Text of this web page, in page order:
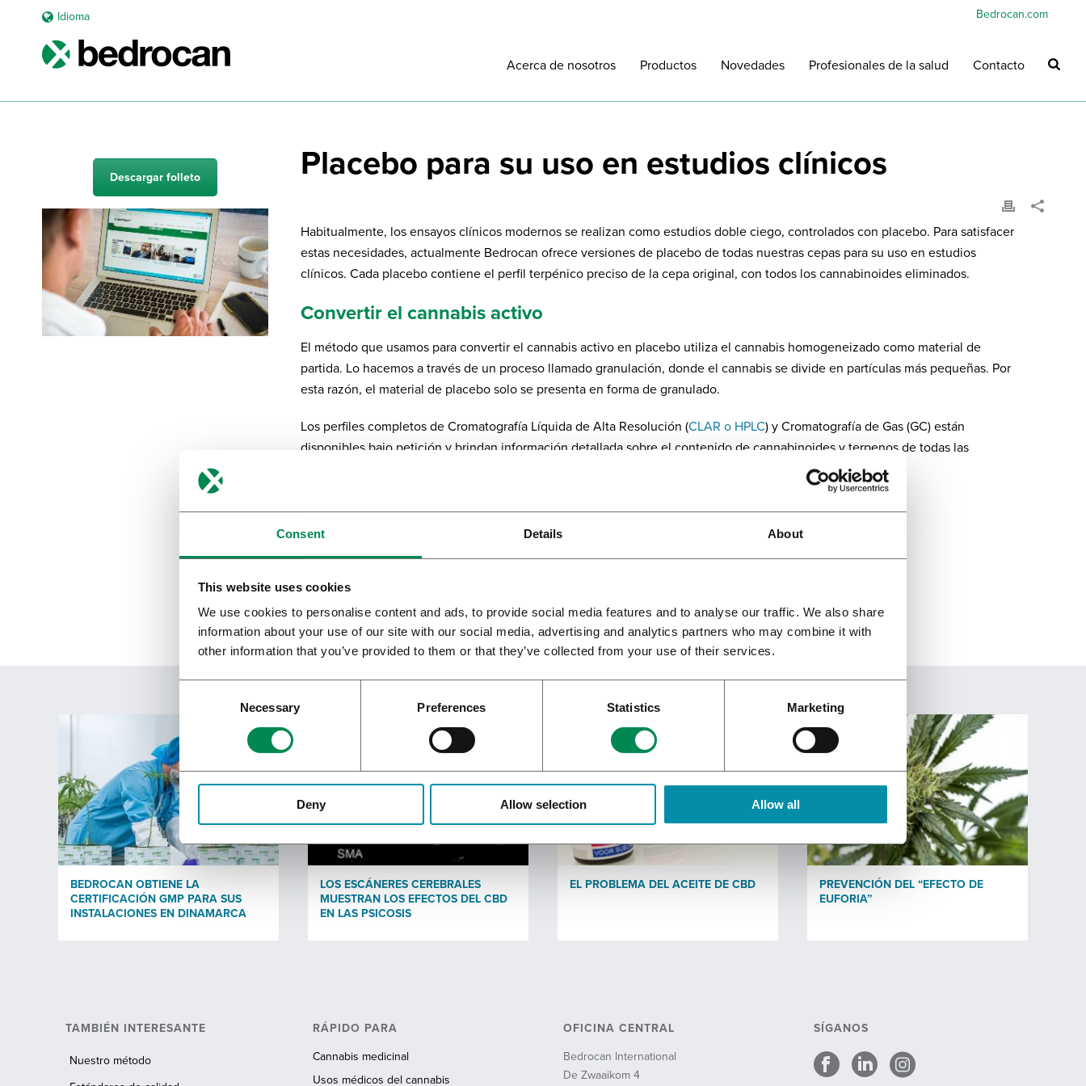
Consent Details About
This website uses cookies
We use cookies to personalise content and ads, to provide social media features and to analyse our traffic. We also share
information about your use of our site with our social media, advertising and analytics partners who may combine it with
other information that you’ve provided to them or that they’ve collected from your use of their services.
Necessary Preferences Statistics Marketing
Deny Allow selection Allow all
Bedrocan.com
Idioma
Acerca de nosotros Productos Novedades Profesionales de la salud Contacto
Placebo para su uso en estudios clínicos
Habitualmente, los ensayos clínicos modernos se realizan como estudios doble ciego, controlados con placebo. Para satisfacer
estas necesidades, actualmente Bedrocan ofrece versiones de placebo de todas nuestras cepas para su uso en estudios
clínicos. Cada placebo contiene el perfil terpénico preciso de la cepa original, con todos los cannabinoides eliminados.
Convertir el cannabis activo
El método que usamos para convertir el cannabis activo en placebo utiliza el cannabis homogeneizado como material de
partida. Lo hacemos a través de un proceso llamado granulación, donde el cannabis se divide en partículas más pequeñas. Por
esta razón, el material de placebo solo se presenta en forma de granulado.
Los perfiles completos de Cromatografía Líquida de Alta Resolución (CLAR o HPLC) y Cromatografía de Gas (GC) están
disponibles bajo petición y brindan información detallada sobre el contenido de cannabinoides y terpenos de todas las
Descargar folleto
He leído y acepto la política de
BEDROCAN OBTIENE LA
CERTIFICACIÓN GMP PARA SUS
INSTALACIONES EN DINAMARCA
LOS ESCÁNERES CEREBRALES
MUESTRAN LOS EFECTOS DEL CBD
EN LAS PSICOSIS
EL PROBLEMA DEL ACEITE DE CBD
PREVENCIÓN DEL “EFECTO DE
EUFORIA”
TAMBIÉN INTERESANTE
Nuestro método
RÁPIDO PARA
Cannabis medicinal
Usos médicos del cannabis
OFICINA CENTRAL
Bedrocan International
De Zwaaikom 4
SÍGANOS